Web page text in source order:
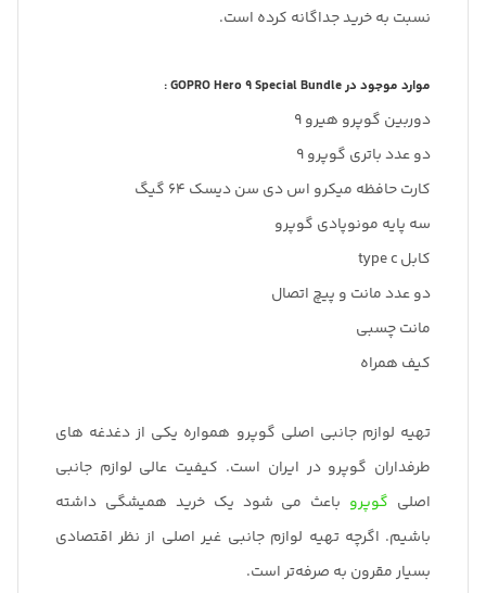
نسبت به خرید جداگانه کرده است.
موارد موجود در GOPRO Hero 9 Special Bundle :
دوربین گوپرو هیرو 9
دو عدد باتری گوپرو 9
کارت حافظه میکرو اس دی سن دیسک 64 گیگ
سه پایه مونوپادی گوپرو
کابل type c
دو عدد مانت و پیچ اتصال
مانت چسبی
کیف همراه
تهیه لوازم جانبی اصلی گوپرو همواره یکی از دغدغه های
طرفداران گوپرو در ایران است. کیفیت عالی لوازم جانبی
اصلی گوپرو باعث می شود یک خرید همیشگی داشته
باشیم. اگرچه تهیه لوازم جانبی غیر اصلی از نظر اقتصادی
بسیار مقرون به صرفه‌تر است.